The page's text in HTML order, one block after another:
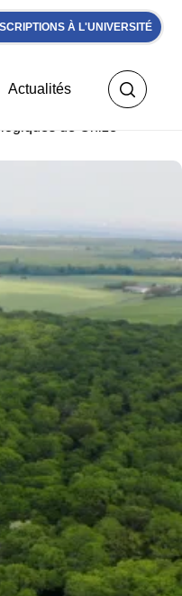
À L'UNIVERSITÉ
Actualités